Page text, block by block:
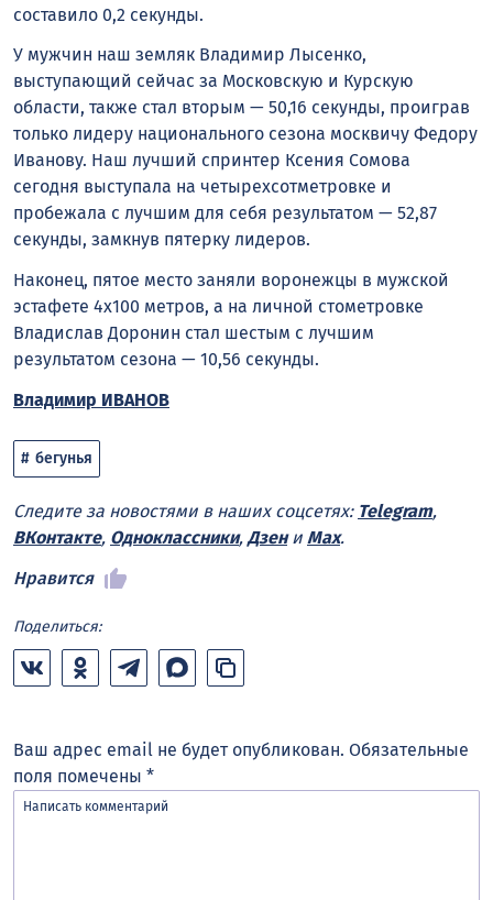
составило 0,2 секунды.
У мужчин наш земляк Владимир Лысенко,
выступающий сейчас за Московскую и Курскую
области, также стал вторым — 50,16 секунды, проиграв
только лидеру национального сезона москвичу Федору
Иванову. Наш лучший спринтер Ксения Сомова
сегодня выступала на четырехсотметровке и
пробежала с лучшим для себя результатом — 52,87
секунды, замкнув пятерку лидеров.
Наконец, пятое место заняли воронежцы в мужской
эстафете 4х100 метров, а на личной стометровке
Владислав Доронин стал шестым с лучшим
результатом сезона — 10,56 секунды.
Владимир ИВАНОВ
бегунья
Следите за новостями в наших соцсетях: Telegram,
ВКонтакте, Одноклассники, Дзени Max.
Нравится
Поделиться:
Ваш адрес email не будет опубликован. Обязательные
поля помечены *